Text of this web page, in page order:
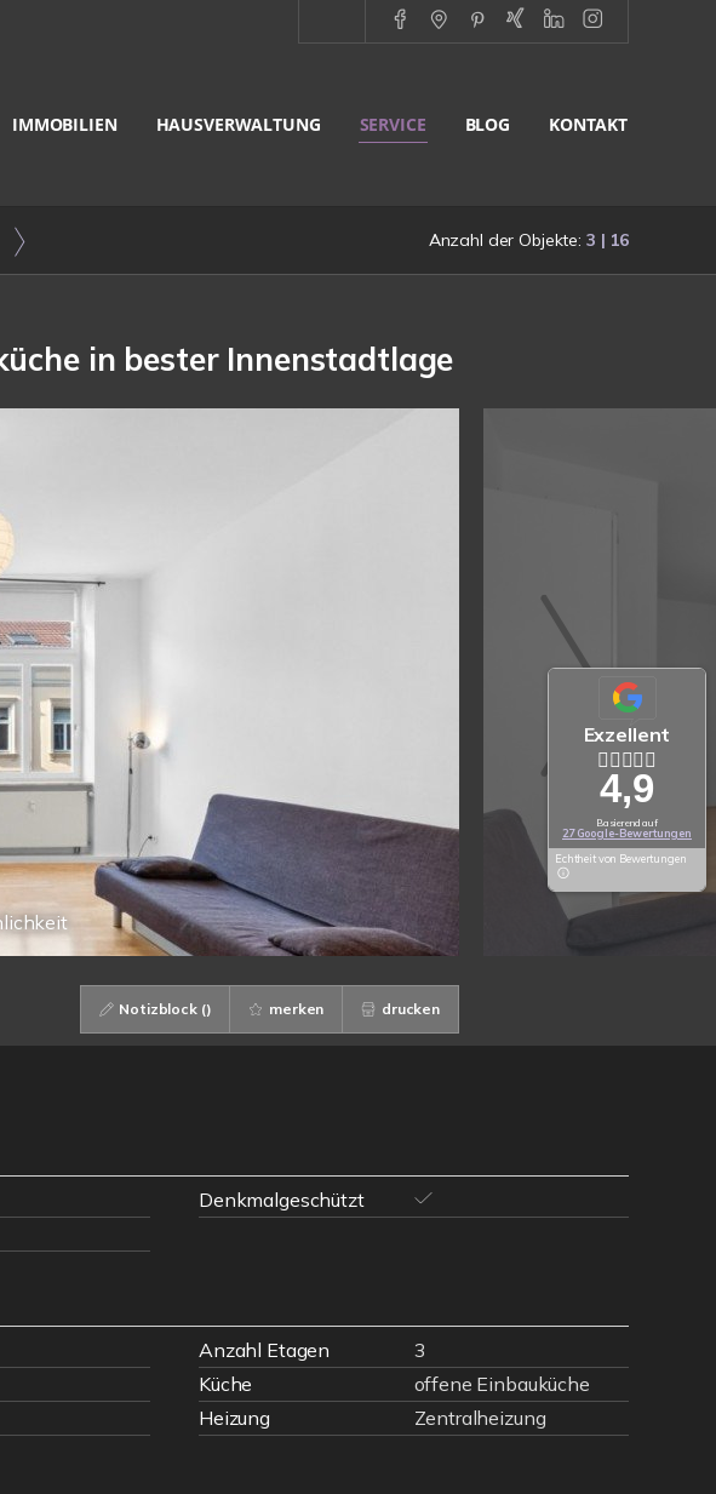
IMMOBILIEN HAUSVERWALTUNG SERVICE BLOG KONTAKT
Anzahl der Objekte: 3 | 16
in bester Innenstadtlage
Notizblock () merken drucken
Denkmalgeschützt
Anzahl Etagen
3
Küche
offene Einbauküche
Heizung Zentralheizung
Exzellent
4,9
Basierend auf
27 Google-Bewertungen
Echtheit von Bewertungen